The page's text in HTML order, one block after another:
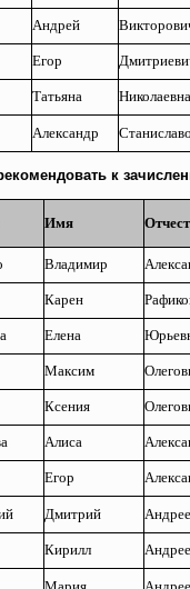
Андрей
Егор
Татьяна Николаевна
Александр
к
Имя
Владимир
Карен
Елена
Максим
Ксения
Алиса
Егор
Дмитрий
Кирилл